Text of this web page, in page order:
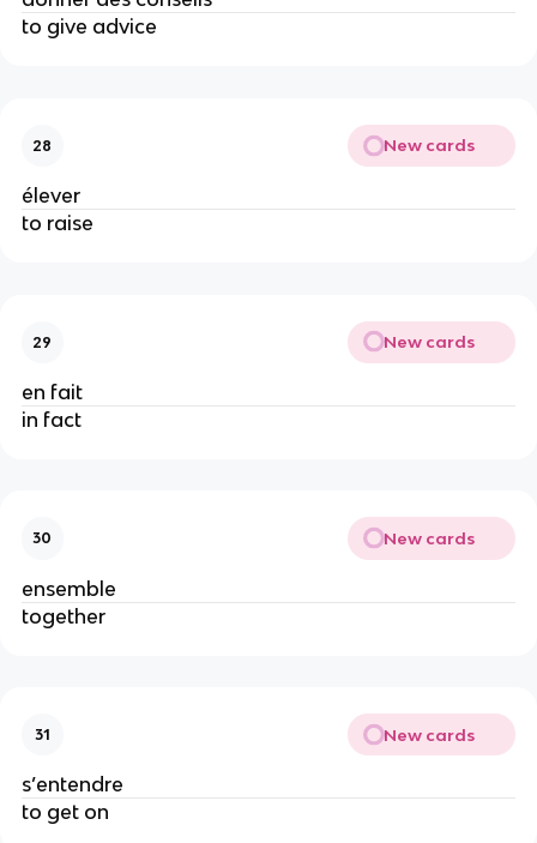
to give advice
28 New cards
élever
to raise
29 New cards
en fait
in fact
30 New cards
ensemble
together
31 New cards
s’entendre
to get on